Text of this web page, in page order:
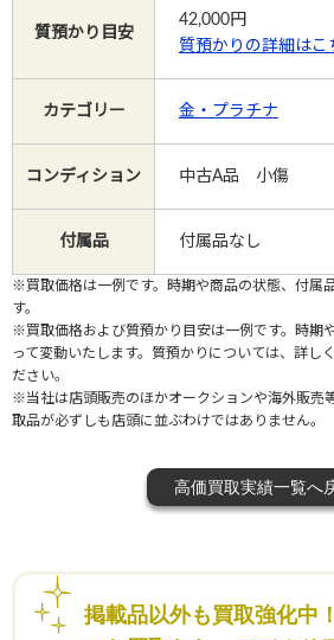
Instagram
質預かり目安
42,000円
質預かりの詳細はこ
カテゴリー 金・プラチナ
コンディション 中古A品 小傷
付属品 付属品なし
※買取価格は一例です。時期や商品の状態、付属
す。
※買取価格および質預かり目安は一例です。時期
って変動いたします。質預かりについては、詳し
ださい。
※当社は店頭販売のほかオークションや海外販売
取品が必ずしも店頭に並ぶわけではありません。
高価買取実績一覧へ
掲載品以外も買取強化中